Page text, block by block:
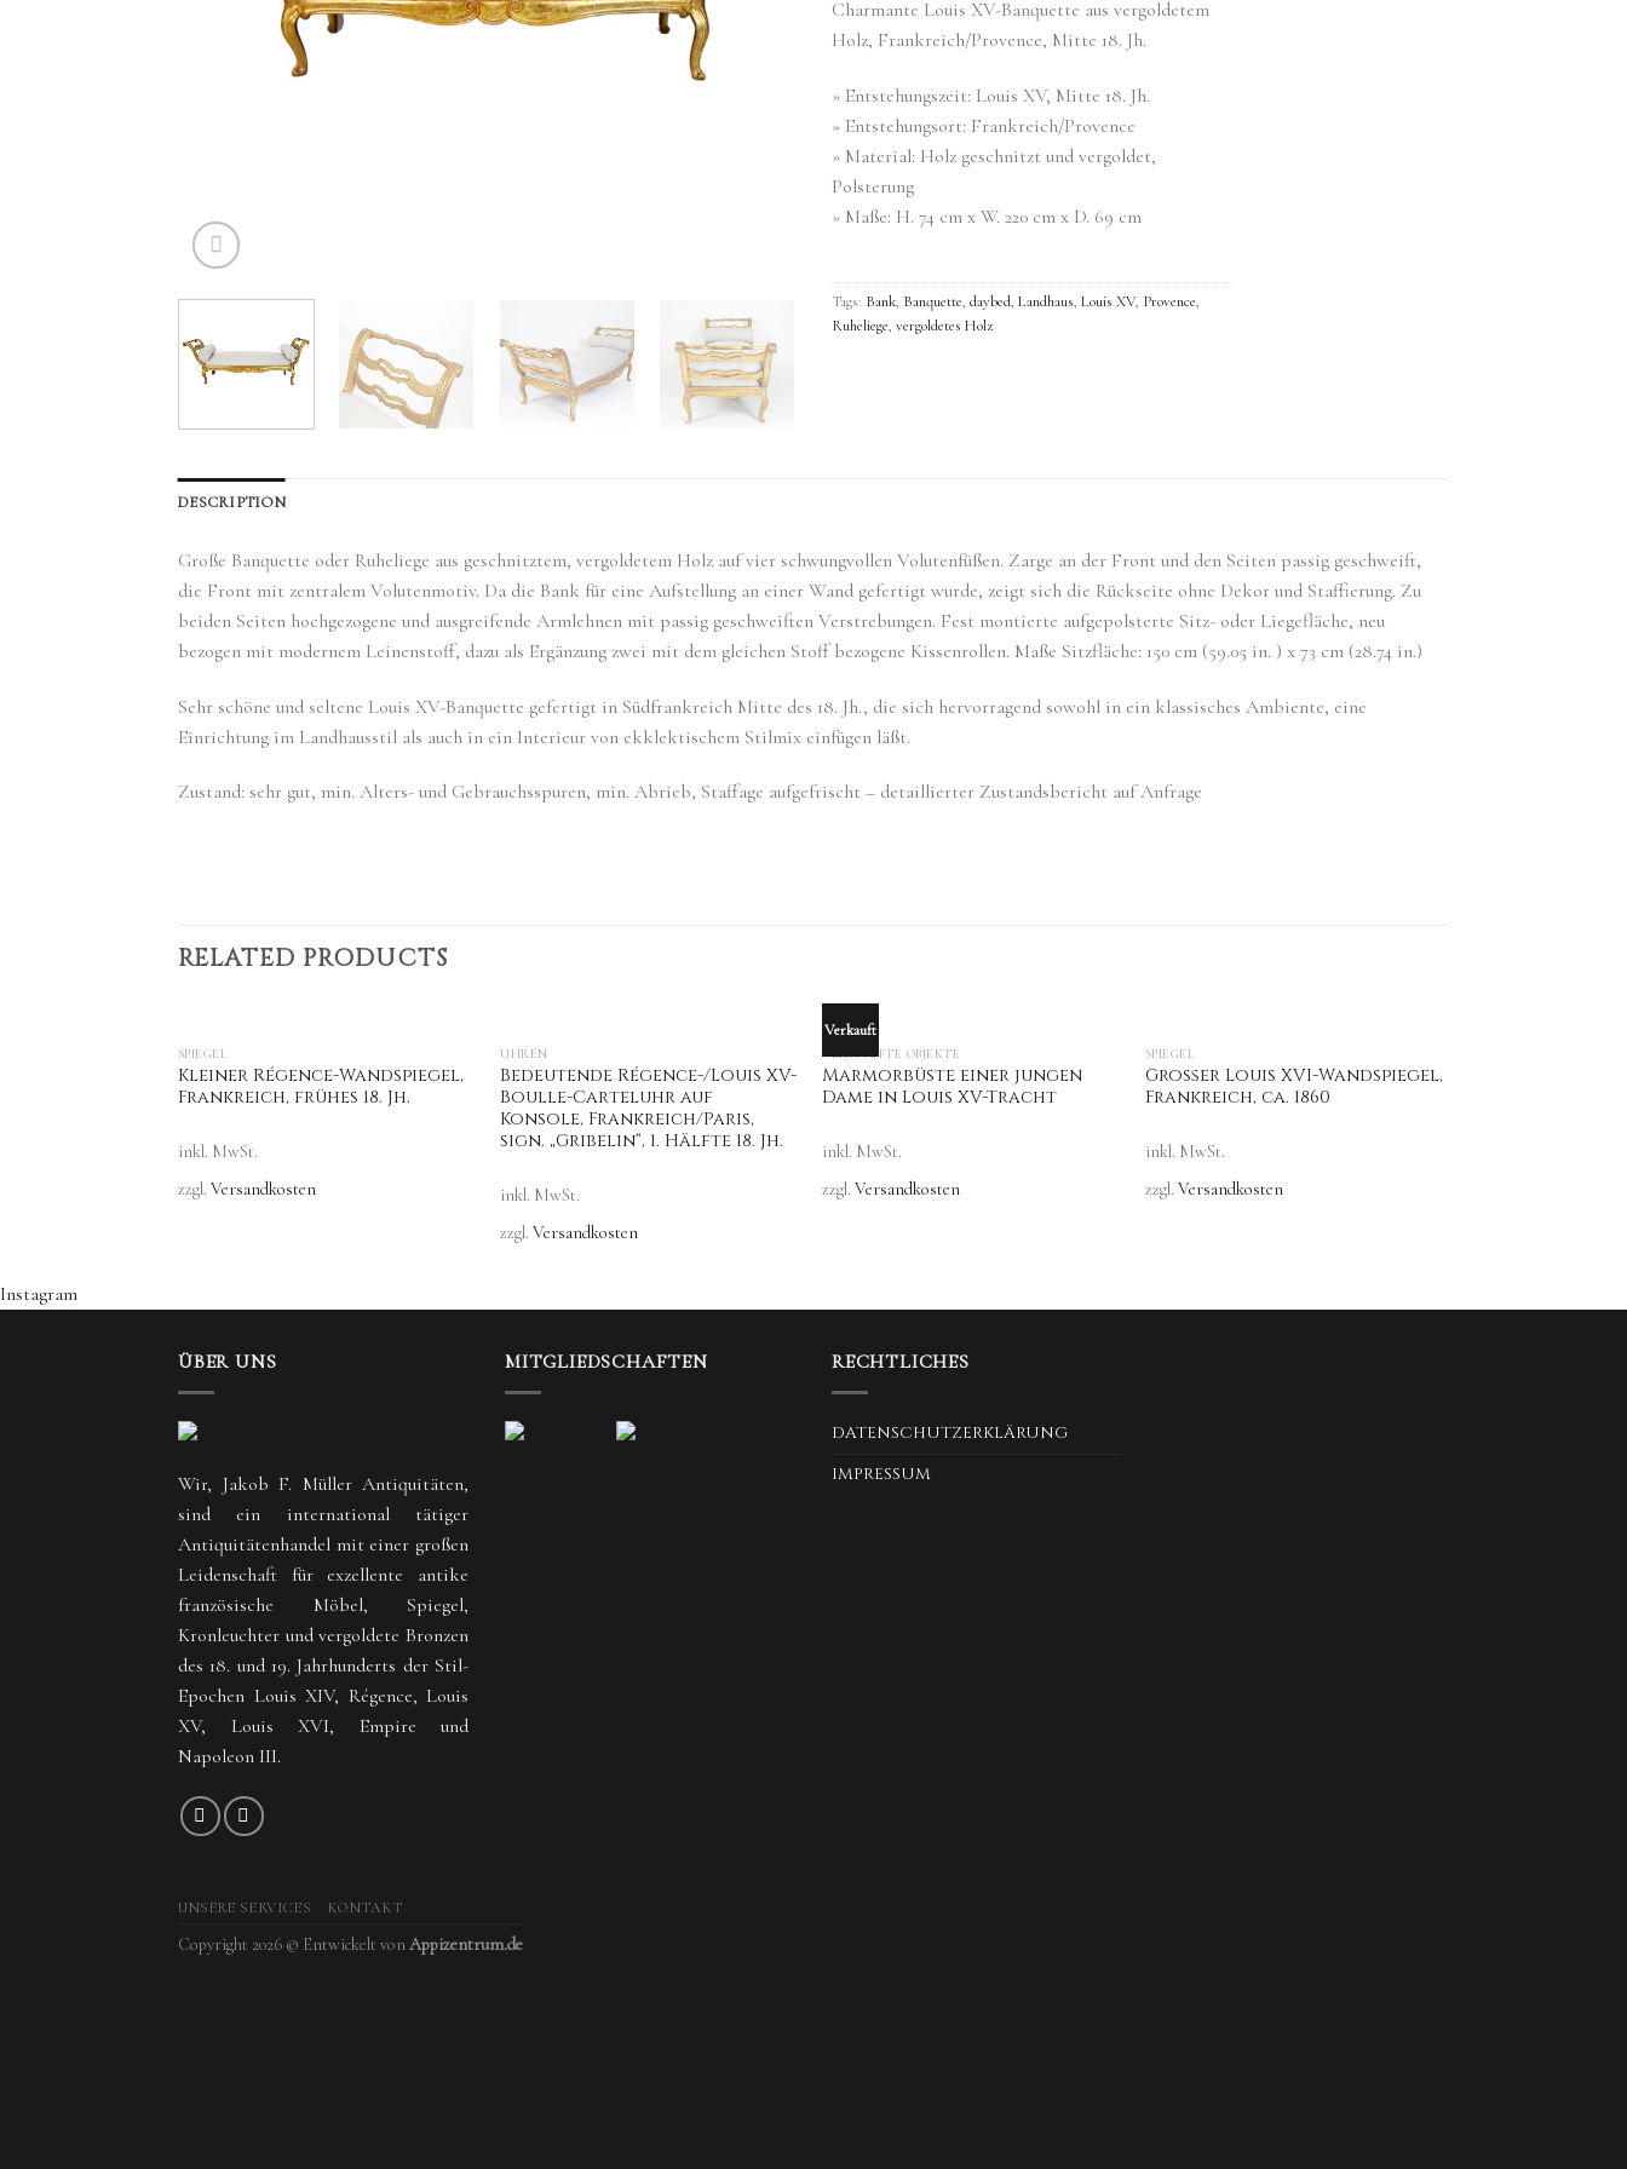
Charmante Louis XV-Banquette aus vergoldetem
Holz, Frankreich/Provence, Mitte 18. Jh.
» Entstehungszeit: Louis XV, Mitte 18. Jh.
» Entstehungsort: Frankreich/Provence
» Material: Holz geschnitzt und vergoldet,
Polsterung
» Maße: H. 74 cm x W. 220 cm x D. 69 cm
Tags: Bank, Banquette, daybed, Landhaus, Louis XV, Provence,
Ruheliege, vergoldetes Holz
DESCRIPTION
Große Banquette oder Ruheliege aus geschnitztem, vergoldetem Holz auf vier schwungvollen Volutenfüßen. Zarge an der Front und den Seiten passig geschweift,
die Front mit zentralem Volutenmotiv. Da die Bank für eine Aufstellung an einer Wand gefertigt wurde, zeigt sich die Rückseite ohne Dekor und Staffierung. Zu
beiden Seiten hochgezogene und ausgreifende Armlehnen mit passig geschweiften Verstrebungen. Fest montierte aufgepolsterte Sitz- oder Liegefläche, neu
bezogen mit modernem Leinenstoff, dazu als Ergänzung zwei mit dem gleichen Stoff bezogene Kissenrollen. Maße Sitzfläche: 150 cm (59.05 in. ) x 73 cm (28.74 in.)
Sehr schöne und seltene Louis XV-Banquette gefertigt in Südfrankreich Mitte des 18. Jh., die sich hervorragend sowohl in ein klassisches Ambiente, eine
Einrichtung im Landhausstil als auch in ein Interieur von ekklektischem Stilmix einfügen läßt.
Zustand: sehr gut, min. Alters- und Gebrauchsspuren, min. Abrieb, Staffage aufgefrischt – detaillierter Zustandsbericht auf Anfrage
RELATED PRODUCTS
SPIEGEL
Kleiner Régence-Wandspiegel,
Frankreich, frühes 18. Jh.
inkl. MwSt.
zzgl. Versandkosten
UHREN
Bedeutende Régence-/Louis XV-
Boulle-Carteluhr auf
Konsole, Frankreich/Paris,
sign. „Gribelin“, 1. Hälfte 18. Jh.
inkl. MwSt.
zzgl.Versandkosten
Verkauft
OUT OF STOCK
VERKAUFTE OBJEKTE
Marmorbüste einer jungen
Dame in Louis XV-Tracht
inkl. MwSt.
zzgl.Versandkosten
SPIEGEL
Großer Louis XVI-Wandspiegel,
Frankreich, ca. 1860
inkl. MwSt.
zzgl. Versandkosten
Instagram
ÜBER UNS
Wir, Jakob F. Müller Antiquitäten,
sind ein international tätiger
Antiquitätenhandel mit einer großen
Leidenschaft für exzellente antike
französische Möbel, Spiegel,
Kronleuchter und vergoldete Bronzen
des 18. und 19. Jahrhunderts der Stil-
Epochen Louis XIV, Régence, Louis
XV, Louis XVI, Empire und
Napoleon III.
MITGLIEDSCHAFTEN RECHTLICHES
DATENSCHUTZERKLÄRUNG
IMPRESSUM
UNSERE SERVICES KONTAKT
Copyright 2026 © Entwickelt vonAppizentrum.de